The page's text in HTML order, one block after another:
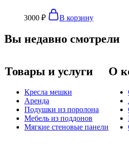
3000 ₽ В корзину
Вы недавно смотрели
Товары и услуги
Кресла мешки
Аренда
Подушки из поролона
Мебель из поддонов
Мягкие стеновые панели
О